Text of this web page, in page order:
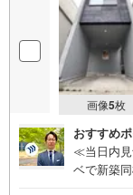
画像5枚
おすすめ
≪当日内
ベで新築